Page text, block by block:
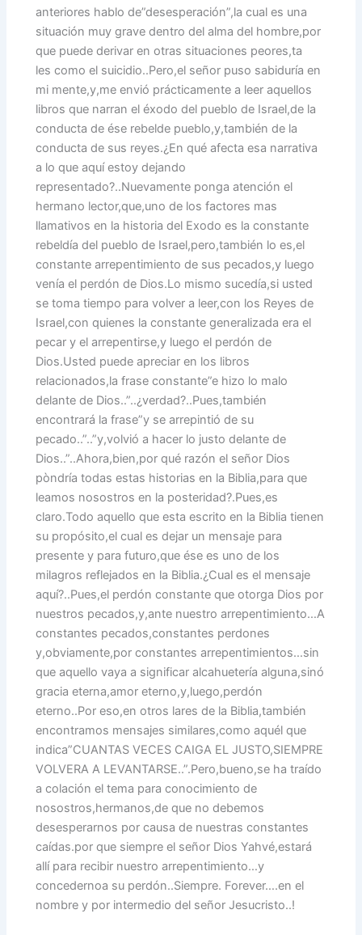
anteriores hablo de”desesperación”,la cual es una
situación muy grave dentro del alma del hombre,por
que puede derivar en otras situaciones peores,ta
les como el suicidio..Pero,el señor puso sabiduría en
mi mente,y,me envió prácticamente a leer aquellos
libros que narran el éxodo del pueblo de Israel,de la
conducta de ése rebelde pueblo,y,también de la
conducta de sus reyes.¿En qué afecta esa narrativa
a lo que aquí estoy dejando
representado?..Nuevamente ponga atención el
hermano lector,que,uno de los factores mas
llamativos en la historia del Exodo es la constante
rebeldía del pueblo de Israel,pero,también lo es,el
constante arrepentimiento de sus pecados,y luego
venía el perdón de Dios.Lo mismo sucedía,si usted
se toma tiempo para volver a leer,con los Reyes de
Israel,con quienes la constante generalizada era el
pecar y el arrepentirse,y luego el perdón de
Dios.Usted puede apreciar en los libros
relacionados,la frase constante”e hizo lo malo
delante de Dios..”..¿verdad?..Pues,también
encontrará la frase”y se arrepintió de su
pecado..”..”y,volvió a hacer lo justo delante de
Dios..”..Ahora,bien,por qué razón el señor Dios
pòndría todas estas historias en la Biblia,para que
leamos nosostros en la posteridad?.Pues,es
claro.Todo aquello que esta escrito en la Biblia tienen
su propósito,el cual es dejar un mensaje para
presente y para futuro,que ése es uno de los
milagros reflejados en la Biblia.¿Cual es el mensaje
aquí?..Pues,el perdón constante que otorga Dios por
nuestros pecados,y,ante nuestro arrepentimiento…A
constantes pecados,constantes perdones
y,obviamente,por constantes arrepentimientos…sin
que aquello vaya a significar alcahuetería alguna,sinó
gracia eterna,amor eterno,y,luego,perdón
eterno..Por eso,en otros lares de la Biblia,también
encontramos mensajes similares,como aquél que
indica”CUANTAS VECES CAIGA EL JUSTO,SIEMPRE
VOLVERA A LEVANTARSE..”.Pero,bueno,se ha traído
a colación el tema para conocimiento de
nosostros,hermanos,de que no debemos
desesperarnos por causa de nuestras constantes
caídas.por que siempre el señor Dios Yahvé,estará
allí para recibir nuestro arrepentimiento…y
concedernoa su perdón..Siempre. Forever….en el
nombre y por intermedio del señor Jesucristo..!